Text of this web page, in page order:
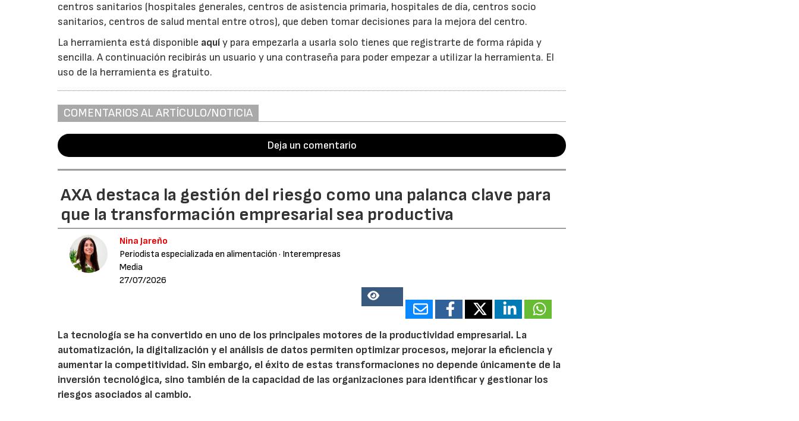
centros sanitarios (hospitales generales, centros de asistencia primaria, hospitales de día, centros socio
sanitarios, centros de salud mental entre otros), que deben tomar decisiones para la mejora del centro.
La herramienta está disponible aquíy para empezarla a usarla solo tienes que registrarte de forma rápida y
sencilla. A continuación recibirás un usuario y una contraseña para poder empezar a utilizar la herramienta. El
uso de la herramienta es gratuito.
COMENTARIOS AL ARTÍCULO/NOTICIA
Deja un comentario
AXA destaca la gestión del riesgo como una palanca clave para
que la transformación empresarial sea productiva
Nina Jareño
Periodista especializada en alimentación · Interempresas
Media
27/07/2026
15938
La tecnología se ha convertido en uno de los principales motores de la productividad empresarial. La
automatización, la digitalización y el análisis de datos permiten optimizar procesos, mejorar la eficiencia y
aumentar la competitividad. Sin embargo, el éxito de estas transformaciones no depende únicamente de la
inversión tecnológica, sino también de la capacidad de las organizaciones para identificar y gestionar los
riesgos asociados al cambio.